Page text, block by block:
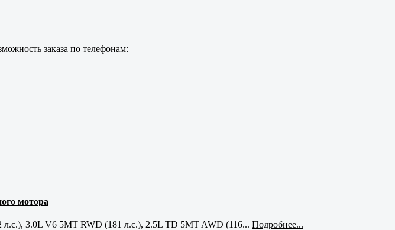
заказа по телефонам:
мотора
3.0L V6 5MT RWD (181 л.с.), 2.5L TD 5MT AWD (116... Подробнее...